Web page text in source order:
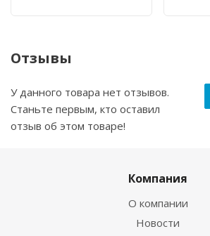
Отзывы
У данного товара нет отзывов.
Станьте первым, кто оставил
отзыв об этом товаре!
Компания
О компании
Новости